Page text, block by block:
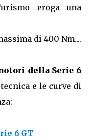
eroga una
di 400 Nm....
della Serie 6
e le curve di
6 GT